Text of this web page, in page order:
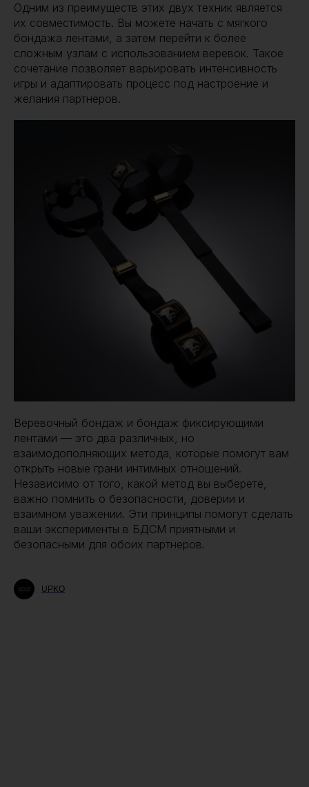
Одним из преимуществ этих двух техник является
их совместимость. Вы можете начать с мягкого
бондажа лентами, а затем перейти к более
сложным узлам с использованием веревок. Такое
сочетание позволяет варьировать интенсивность
игры и адаптировать процесс под настроение и
желания партнеров.
Веревочный бондаж и бондаж фиксирующими
лентами — это два различных, но
взаимодополняющих метода, которые помогут вам
открыть новые грани интимных отношений.
Независимо от того, какой метод вы выберете,
важно помнить о безопасности, доверии и
взаимном уважении. Эти принципы помогут сделать
ваши эксперименты в БДСМ приятными и
безопасными для обоих партнеров.
UPKO